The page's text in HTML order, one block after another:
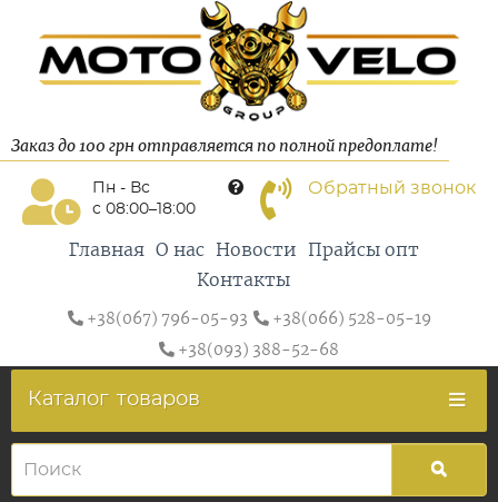
Заказ до 100 грн отправляется по полной предоплате!
Пн - Вс
с 08:00–18:00
Обратный звонок
Главная О нас Новости
Прайсы опт
Контакты
+38(067) 796-05-93
+38(066) 528-05-19
+38(093) 388-52-68
Каталог товаров